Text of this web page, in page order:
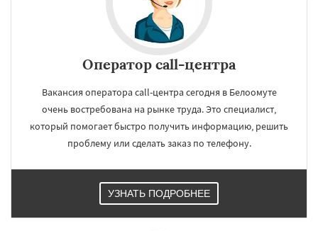
Оператор call-центра
Вакансия оператора call-центра сегодня в Белоомуте
очень востребована на рынке труда. Это специалист,
который помогает быстро получить информацию, решить
проблему или сделать заказ по телефону.
УЗНАТЬ ПОДРОБНЕЕ